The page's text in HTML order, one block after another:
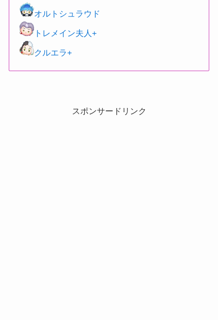
オルトシュラウド
トレメイン夫人+
クルエラ+
スポンサードリンク